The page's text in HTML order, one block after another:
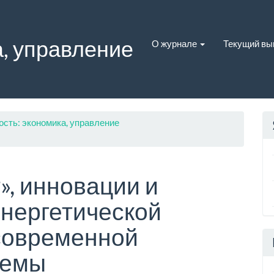
управление О журнале Текущий
экономика, управление
инновации и